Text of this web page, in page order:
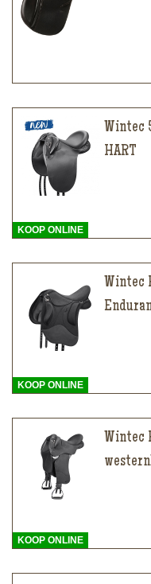
Wintec
HART
KOOP ONLINE
Wintec
KOOP ONLINE
Wintec
KOOP ONLINE